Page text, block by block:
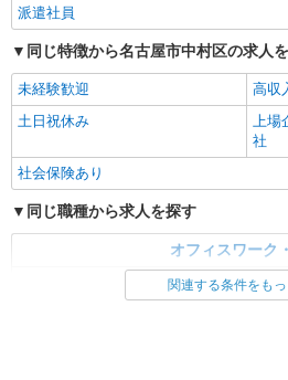
パーソルエクセルHRパートナーズ株式
修理受付の内容チ
時給1,520円 ※当
愛知県名古屋市
駅、ささしまライブ
キープ
派遣社員
同じ特徴から名古屋市中村区の求人
未経験歓迎
高収
土日祝休み
上場
社
社会保険あり
同じ職種から求人を探す
オフィスワーク
関連する条件をも